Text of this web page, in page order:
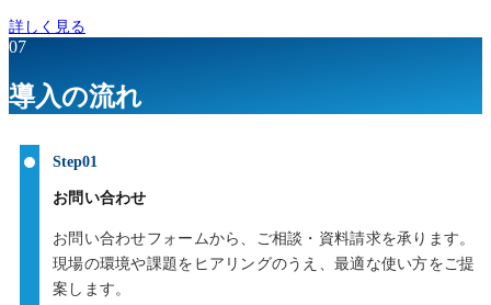
詳しく見る
07
導入の流れ
お問い合わせ
お問い合わせフォームから、ご相談・資料請求を承ります。
現場の環境や課題をヒアリングのうえ、最適な使い方をご提
案します。